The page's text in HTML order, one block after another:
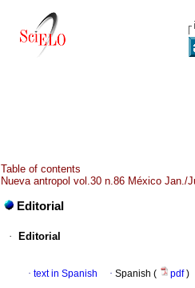
Table of contents
Nueva antropol vol.30 n.86 México Jan./
Editorial
· Editorial
· text in Spanish · Spanish ( pdf)